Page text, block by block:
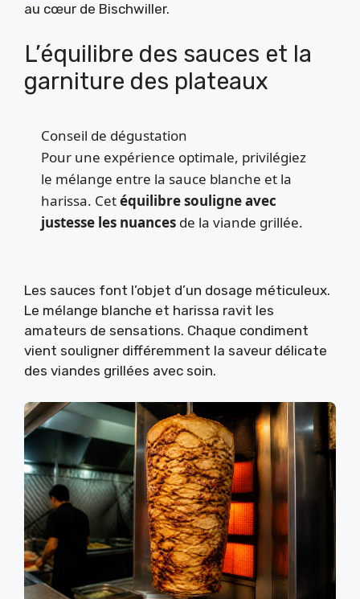
au cœur de Bischwiller.
L’équilibre des sauces et la
garniture des plateaux
Conseil de dégustation
Pour une expérience optimale, privilégiez
le mélange entre la sauce blanche et la
harissa. Cetéquilibre souligne avec
justesse les nuances de la viande grillée.
Les sauces font l’objet d’un dosage méticuleux.
Le mélange blanche et harissa ravit les
amateurs de sensations. Chaque condiment
vient souligner différemment la saveur délicate
des viandes grillées avec soin.